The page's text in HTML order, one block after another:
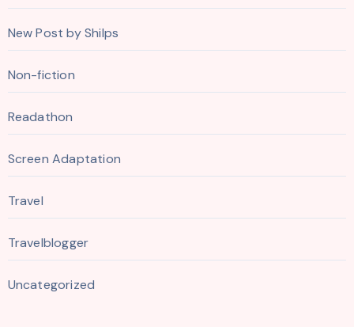
New Post by Shilps
Non-fiction
Readathon
Screen Adaptation
Travel
Travelblogger
Uncategorized